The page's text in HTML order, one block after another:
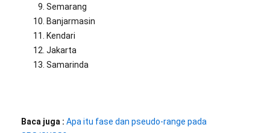
Semarang
Banjarmasin
Kendari
Jakarta
Samarinda
Baca juga : Apa itu fase dan pseudo-range pada